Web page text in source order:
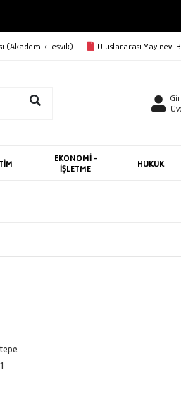
(Akademik Teşvik) Uluslararası Yayınevi
EKONOMİ -
İŞLETME
HUKUK